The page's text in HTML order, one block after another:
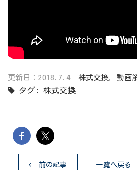
更新日：2018.7.4 株式交換, 動画
タグ: 株式交換
前の記事 一覧へ戻る